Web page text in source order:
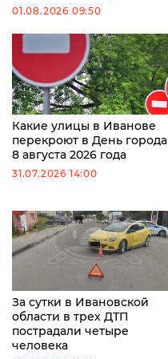
01.08.2026 09:50
Какие улицы в Иванове
перекроют в День города
8 августа 2026 года
31.07.2026 14:00
За сутки в Ивановской
области в трех ДТП
пострадали четыре
человека